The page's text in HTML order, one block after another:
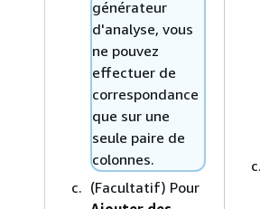
générateur
d'analyse, vous
ne pouvez
effectuer de
correspondance
que sur une
seule paire de
colonnes.
(Facultatif) Pour